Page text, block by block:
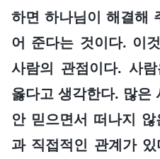
하면 하나님이 해결해
어 준다는 것이다. 이
사람의 관점이다. 사
옳다고 생각한다. 많은
안 믿으면서 떠나지
과 직접적인 관계가